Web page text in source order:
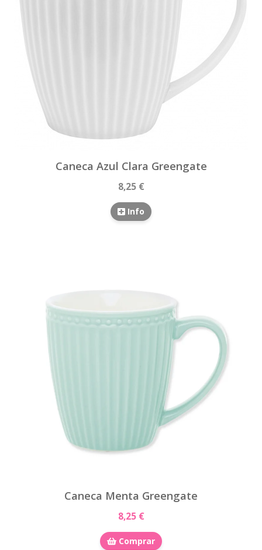
Caneca Azul Clara Greengate
8,25 €
Info
Caneca Menta Greengate
8,25 €
Comprar